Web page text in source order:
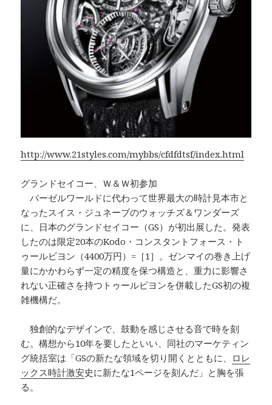
http://www.21styles.com/mybbs/cfdfdtsf/index.html
グランドセイコー、Ｗ＆Ｗ初参加
バーゼルワールドに代わって世界最大の時計見本市と
なったスイス・ジュネーブのウォッチズ＆ワンダーズ
に、日本のグランドセイコー（GS）が初出展した。発表
したのは限定20本のKodo・コンスタントフォース・ト
ゥールビヨン（4400万円）=［1］。ゼンマイの巻き上げ
量にかかわらず一定の精度を保つ構造と、重力に影響さ
れない正確さを持つトゥールビヨンを併載したGS初の複
雑機構だ。
独創的なデザインで、鼓動を感じさせる音で時を刻
む。構想から10年を要したといい、同社のマーケティン
グ統括室は「GSの新たな領域を切り開くとともに、 ロレ
ックス時計激安史に新たな1ページを刻んだ」と胸を張
る。